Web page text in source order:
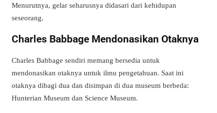
Menurutnya, gelar seharusnya didasari dari kehidupan
seseorang.
Charles Babbage Mendonasikan Otaknya
Charles Babbage sendiri memang bersedia untuk
mendonasikan otaknya untuk ilmu pengetahuan. Saat ini
otaknya dibagi dua dan disimpan di dua museum berbeda:
Hunterian Museum dan Science Museum.